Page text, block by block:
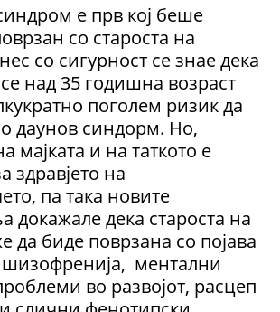
е прв кој беше
со староста на
со сигурност се знае дека
над 35 годишна возраст
поголем ризик да
даунов синдорм. Но,
мајката и на таткото е
здравјето на
па така новите
докажале дека староста на
да биде поврзана со појава
шизофренија, ментални
во развојот, расцеп